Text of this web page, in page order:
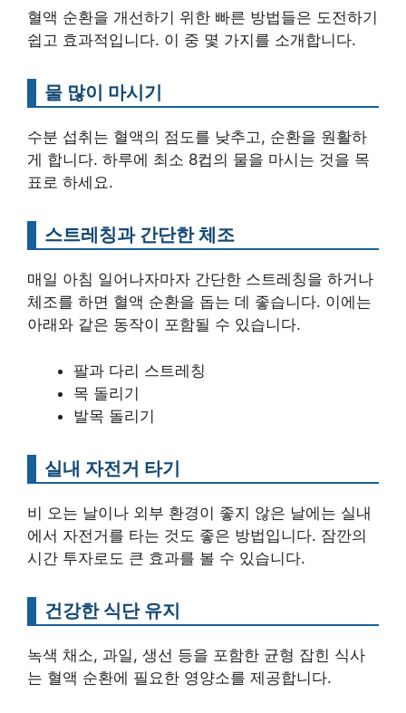
혈액 순환을 개선하기 위한 빠른 방법들은 도전하기
쉽고 효과적입니다. 이 중 몇 가지를 소개합니다.
물 많이 마시기
수분 섭취는 혈액의 점도를 낮추고, 순환을 원활하
게 합니다. 하루에 최소 8컵의 물을 마시는 것을 목
표로 하세요.
스트레칭과 간단한 체조
매일 아침 일어나자마자 간단한 스트레칭을 하거나
체조를 하면 혈액 순환을 돕는 데 좋습니다. 이에는
아래와 같은 동작이 포함될 수 있습니다.
팔과 다리 스트레칭
목 돌리기
발목 돌리기
실내 자전거 타기
비 오는 날이나 외부 환경이 좋지 않은 날에는 실내
에서 자전거를 타는 것도 좋은 방법입니다. 잠깐의
시간 투자로도 큰 효과를 볼 수 있습니다.
건강한 식단 유지
녹색 채소, 과일, 생선 등을 포함한 균형 잡힌 식사
는 혈액 순환에 필요한 영양소를 제공합니다.